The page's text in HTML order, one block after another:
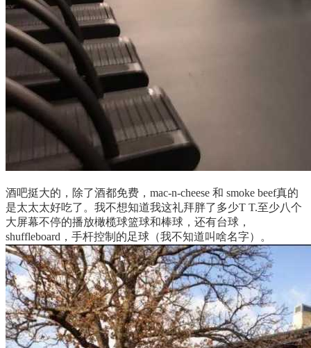
酒吧挺大的，除了酒都免费，mac-n-cheese 和 smoke beef真的
是太太太好吃了。我不想知道我这礼拜胖了多少T T.至少八个
大屏幕不停的播放橄榄球篮球和棒球，还有台球，
shuffleboard，手杆控制的足球（我不知道叫啥名字）。